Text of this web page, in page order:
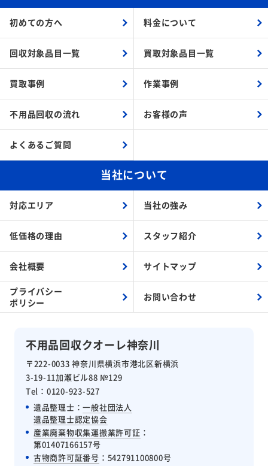
不用品回収クオーレ神奈川
〒222-0033 神奈川県横浜市港北区新横浜
3-19-11加瀬ビル88 №129
Tel：0120-923-527
遺品整理士：一般社団法人
遺品整理士認定協会
産業廃棄物収集運搬業許可証 ：
第01407166157号
古物商許可証番号 ：542791100800号
初めての方へ 料金について
回収対象品目一覧 買取対象品目一覧
買取事例 作業事例
不用品回収の流れ お客様の声
よくあるご質問
当社について
対応エリア 当社の強み
低価格の理由 スタッフ紹介
会社概要 サイトマップ
プライバシー
ポリシー
お問い合わせ